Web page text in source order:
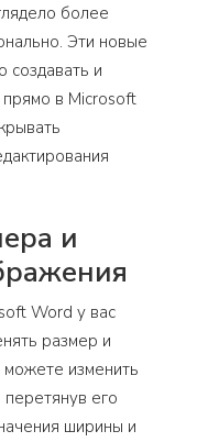
более
Эти новые
создавать и
в Microsoft
и
Word у вас
размер и
изменить
его
ширины и